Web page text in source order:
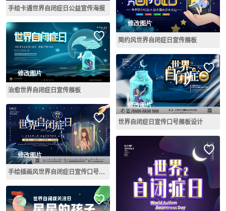
手绘卡通世界自闭症日公益宣传海报
修改图片
治愈世界自闭症日宣传展板
修改图片
手绘插画风世界自闭症日宣传口号展板
修改图片
简约风世界自闭症日宣传展板
修改图片
世界自闭症日宣传口号展板设计